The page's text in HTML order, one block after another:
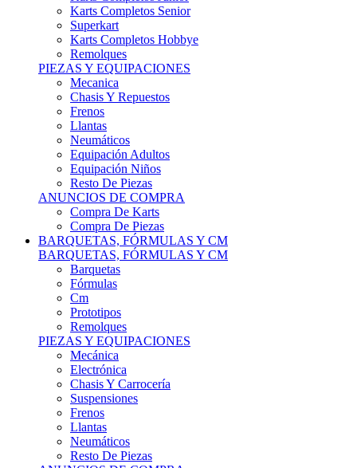
Karts Completos Senior
Superkart
Karts Completos Hobbye
Remolques
PIEZAS Y EQUIPACIONES
Mecanica
Chasis Y Repuestos
Frenos
Llantas
Neumáticos
Equipación Adultos
Equipación Niños
Resto De Piezas
ANUNCIOS DE COMPRA
Compra De Karts
Compra De Piezas
BARQUETAS, FÓRMULAS Y CM
BARQUETAS, FÓRMULAS Y CM
Barquetas
Fórmulas
Cm
Prototipos
Remolques
PIEZAS Y EQUIPACIONES
Mecánica
Electrónica
Chasis Y Carrocería
Suspensiones
Frenos
Llantas
Neumáticos
Resto De Piezas